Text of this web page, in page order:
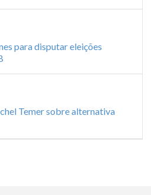
para disputar eleições
Temer sobre alternativa